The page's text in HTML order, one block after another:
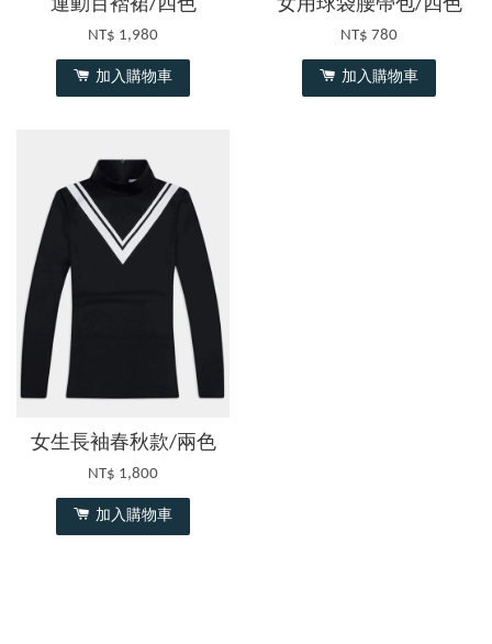
運動百褶裙/四色
NT$ 1,980
加入購物車
女用球袋腰帶包/四色
NT$ 780
加入購物車
女生長袖春秋款/兩色
NT$ 1,800
加入購物車